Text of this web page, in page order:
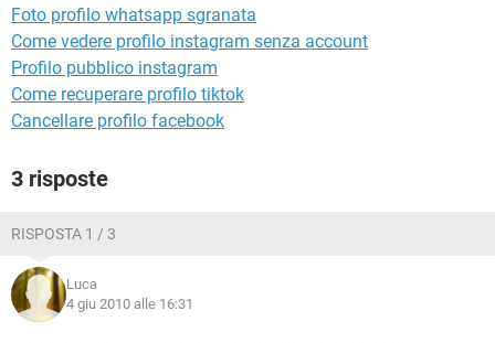
Foto profilo whatsapp sgranata
Come vedere profilo instagram senza account
Profilo pubblico instagram
Come recuperare profilo tiktok
Cancellare profilo facebook
3 risposte
RISPOSTA 1 / 3
Luca
4 giu 2010 alle 16:31